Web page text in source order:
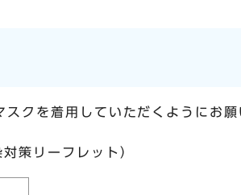
クを着用していただくようにお
策リーフレット）